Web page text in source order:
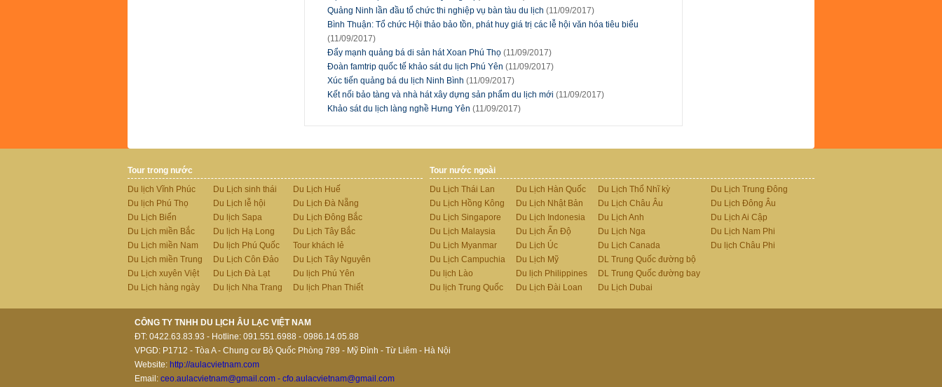
Quảng Ninh lần đầu tổ chức thi nghiệp vụ bàn tàu du lịch (11/09/2017)
Bình Thuận: Tổ chức Hội thảo bảo tồn, phát huy giá trị các lễ hội văn hóa tiêu biểu
(11/09/2017)
Đẩy mạnh quảng bá di sản hát Xoan Phú Thọ (11/09/2017)
Đoàn famtrip quốc tế khảo sát du lịch Phú Yên (11/09/2017)
Xúc tiến quảng bá du lịch Ninh Bình (11/09/2017)
Kết nối bảo tàng và nhà hát xây dựng sản phẩm du lịch mới (11/09/2017)
Khảo sát du lịch làng nghề Hưng Yên (11/09/2017)
Tour trong nước
Du lịch Vĩnh Phúc
Du lịch Phú Thọ
Du Lịch Biển
Du Lịch miền Bắc
Du Lịch miền Nam
Du Lịch miền Trung
Du Lịch xuyên Việt
Du Lịch hàng ngày
Du Lịch sinh thái
Du Lịch lễ hội
Du lịch Sapa
Du lịch Hạ Long
Du lịch Phú Quốc
Du Lịch Côn Đảo
Du Lịch Đà Lạt
Du lịch Nha Trang
Du Lịch Huế
Du Lịch Đà Nẵng
Du Lịch Đông Bắc
Du Lịch Tây Bắc
Tour khách lẻ
Du Lịch Tây Nguyên
Du lịch Phú Yên
Du lịch Phan Thiết
Tour nước ngoài
Du Lịch Thái Lan
Du Lịch Hồng Kông
Du Lịch Singapore
Du Lịch Malaysia
Du Lịch Myanmar
Du Lịch Campuchia
Du lịch Lào
Du lịch Trung Quốc
Du Lịch Hàn Quốc
Du Lịch Nhật Bản
Du Lịch Indonesia
Du Lịch Ấn Độ
Du Lịch Úc
Du Lịch Mỹ
Du lịch Philippines
Du Lịch Đài Loan
Du Lịch Thổ Nhĩ kỳ
Du Lịch Châu Âu
Du Lịch Anh
Du Lịch Nga
Du Lịch Canada
DL Trung Quốc đường bộ
DL Trung Quốc đường bay
Du Lịch Dubai
Du Lịch Trung Đông
Du Lịch Đông Âu
Du Lịch Ai Cập
Du Lịch Nam Phi
Du lịch Châu Phi
CÔNG TY TNHH DU LỊCH ÂU LẠC VIỆT NAM
ĐT: 0422.63.83.93 - Hotline: 091.551.6988 - 0986.14.05.88
VPGD: P1712 - Tòa A - Chung cư Bộ Quốc Phòng 789 - Mỹ Đình - Từ Liêm - Hà Nội
Website: http://aulacvietnam.com
Email: ceo.aulacvietnam@gmail.com - cfo.aulacvietnam@gmail.com